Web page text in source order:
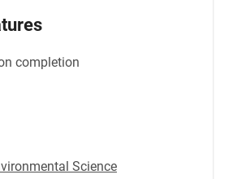
completion
Science